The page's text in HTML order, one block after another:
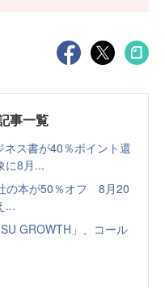
事一覧
ス書が40％ポイント還
に8月...
の本が50％オフ 8月20
...
GROWTH」、コール